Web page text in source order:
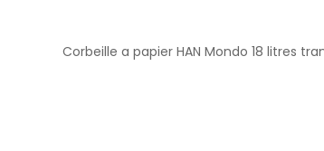
Corbeille a papier HAN Mondo 18 litres